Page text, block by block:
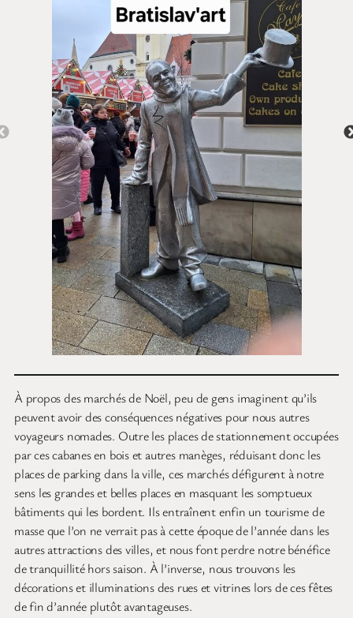
À propos des marchés de Noël, peu de gens imaginent qu’ils
peuvent avoir des conséquences négatives pour nous autres
voyageurs nomades. Outre les places de stationnement occupées
par ces cabanes en bois et autres manèges, réduisant donc les
places de parking dans la ville, ces marchés défigurent à notre
sens les grandes et belles places en masquant les somptueux
bâtiments qui les bordent. Ils entraînent enfin un tourisme de
masse que l’on ne verrait pas à cette époque de l’année dans les
autres attractions des villes, et nous font perdre notre bénéfice
de tranquillité hors saison. À l’inverse, nous trouvons les
décorations et illuminations des rues et vitrines lors de ces fêtes
de fin d’année plutôt avantageuses.